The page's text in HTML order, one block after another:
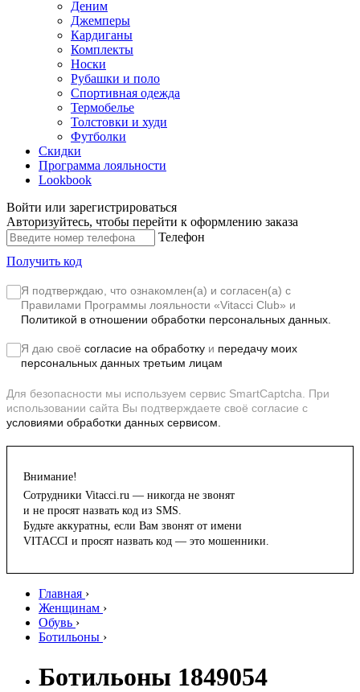
Деним
Джемперы
Кардиганы
Комплекты
Носки
Рубашки и поло
Спортивная одежда
Термобелье
Толстовки и худи
Футболки
Скидки
Программа лояльности
Lookbook
Войти или зарегистрироваться
Авторизуйтесь, чтобы перейти к оформлению заказа
Телефон
Получить код
Я подтверждаю, что ознакомлен(а) и согласен(а) с
Правилами Программы лояльности «Vitacci Club» и
Политикой в отношении обработки персональных данных.
Я даю своё согласие на обработку и передачу моих
персональных данных третьим лицам
Для безопасности мы используем сервис SmartCaptcha. При
использовании сайта Вы подтверждаете своё согласие с
условиями обработки данных сервисом.
Внимание!
Сотрудники Vitacci.ru — никогда не звонят
и не просят назвать код из SMS.
Будьте аккуратны, если Вам звонят от имени
VITACCI и просят назвать код — это мошенники.
Главная ›
Женщинам ›
Обувь ›
Ботильоны ›
Ботильоны 1849054